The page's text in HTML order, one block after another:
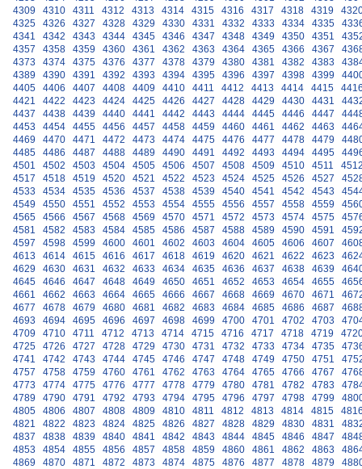
4309
4310 4311 4312 4313 4314 4315 4316 4317 4318 4319
4325
4326 4327 4328 4329 4330 4331 4332 4333 4334 4335
4341
4342 4343 4344 4345 4346 4347 4348 4349 4350 4351
4357
4358 4359 4360 4361 4362 4363 4364 4365 4366 4367
4373
4374 4375 4376 4377 4378 4379 4380 4381 4382 4383
4389
4390 4391 4392 4393 4394 4395 4396 4397 4398 4399
4405
4406 4407 4408 4409 4410 4411 4412 4413 4414 4415
4421
4422 4423 4424 4425 4426 4427 4428 4429 4430 4431
4437
4438 4439 4440 4441 4442 4443 4444 4445 4446 4447
4453
4454 4455 4456 4457 4458 4459 4460 4461 4462 4463
4469
4470 4471 4472 4473 4474 4475 4476 4477 4478 4479
4485
4486 4487 4488 4489 4490 4491 4492 4493 4494 4495
4501
4502 4503 4504 4505 4506 4507 4508 4509 4510 4511
4517
4518 4519 4520 4521 4522 4523 4524 4525 4526 4527
4533
4534 4535 4536 4537 4538 4539 4540 4541 4542 4543
4549
4550 4551 4552 4553 4554 4555 4556 4557 4558 4559
4565
4566 4567 4568 4569 4570 4571 4572 4573 4574 4575
4581
4582 4583 4584 4585 4586 4587 4588 4589 4590 4591
4597
4598 4599 4600 4601 4602 4603 4604 4605 4606 4607
4613
4614 4615 4616 4617 4618 4619 4620 4621 4622 4623
4629
4630 4631 4632 4633 4634 4635 4636 4637 4638 4639
4645
4646 4647 4648 4649 4650 4651 4652 4653 4654 4655
4661
4662 4663 4664 4665 4666 4667 4668 4669 4670 4671
4677
4678 4679 4680 4681 4682 4683 4684 4685 4686 4687
4693
4694 4695 4696 4697 4698 4699 4700 4701 4702 4703
4709
4710 4711 4712 4713 4714 4715 4716 4717 4718 4719
4725
4726 4727 4728 4729 4730 4731 4732 4733 4734 4735
4741
4742 4743 4744 4745 4746 4747 4748 4749 4750 4751
4757
4758 4759 4760 4761 4762 4763 4764 4765 4766 4767
4773
4774 4775 4776 4777 4778 4779 4780 4781 4782 4783
4789
4790 4791 4792 4793 4794 4795 4796 4797 4798 4799
4805
4806 4807 4808 4809 4810 4811 4812 4813 4814 4815
4821
4822 4823 4824 4825 4826 4827 4828 4829 4830 4831
4837
4838 4839 4840 4841 4842 4843 4844 4845 4846 4847
4853
4854 4855 4856 4857 4858 4859 4860 4861 4862 4863
4869
4870 4871 4872 4873 4874 4875 4876 4877 4878 4879